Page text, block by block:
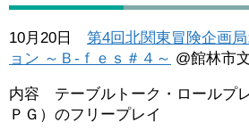
10月20日 第4回北関東冒険企画
ョン ～Ｂ-ｆｅｓ＃４～ @館林市
内容 テーブルトーク・ロールプ
ＰＧ）のフリープレイ